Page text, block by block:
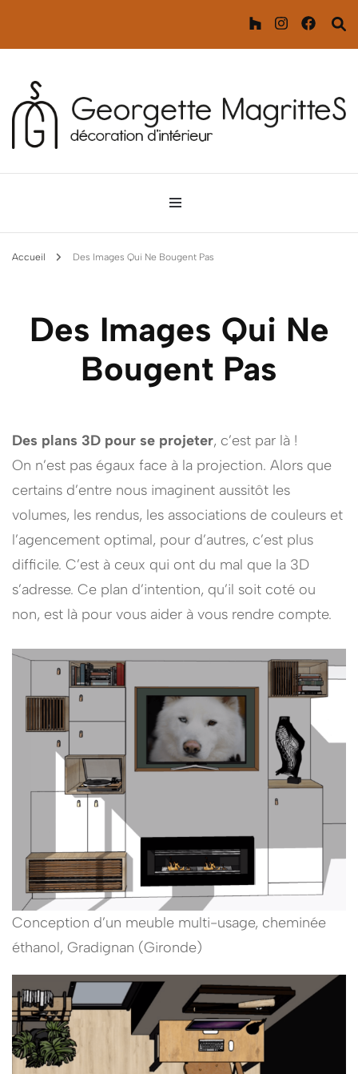
Georgette MagritteS
Décoration d'intérieur
Accueil Des Images Qui Ne Bougent Pas
Des Images Qui Ne
Bougent Pas
Des plans 3D pour se projeter, c’est par là !
On n’est pas égaux face à la projection. Alors que
certains d’entre nous imaginent aussitôt les
volumes, les rendus, les associations de couleurs et
l’agencement optimal, pour d’autres, c’est plus
difficile. C’est à ceux qui ont du mal que la 3D
s’adresse. Ce plan d’intention, qu’il soit coté ou
non, est là pour vous aider à vous rendre compte.
Conception d’un meuble multi-usage, cheminée
éthanol, Gradignan (Gironde)